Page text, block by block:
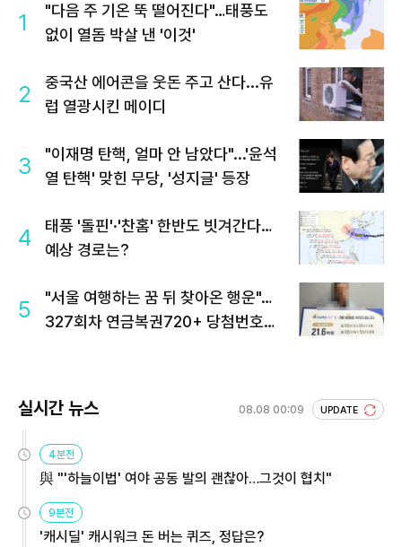
1
"다음 주 기온 뚝 떨어진다"…태풍도
없이 열돔 박살 낸 '이것'
2
중국산 에어콘을 웃돈 주고 산다...유
럽 열광시킨 메이디
3
"이재명 탄핵, 얼마 안 남았다"...'윤석
열 탄핵' 맞힌 무당, '성지글' 등장
4
태풍 '돌핀'·'찬홈' 한반도 빗겨간다…
예상 경로는?
5
"서울 여행하는 꿈 뒤 찾아온 행운"…
327회차 연금복권720+ 당첨번호조
실시간 뉴스 08.08 00:09 UPDATE
4분전
與 "'하늘이법' 여야 공동 발의 괜찮아…그것이 협치"
9분전
'캐시딜' 캐시워크 돈 버는 퀴즈, 정답은?